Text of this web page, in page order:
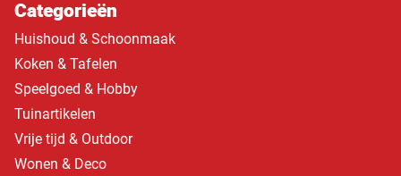
Categorieën
Huishoud & Schoonmaak
Koken & Tafelen
Speelgoed & Hobby
Tuinartikelen
Vrije tijd & Outdoor
Wonen & Deco